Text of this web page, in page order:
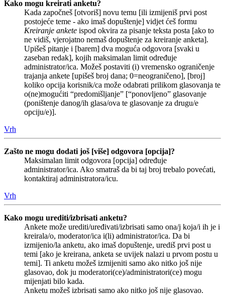
Kako mogu kreirati anketu?
Kada započneš [otvoriš] novu temu [ili izmijeniš prvi post
postojeće teme - ako imaš dopuštenje] vidjet ćeš formu
Kreiranje ankete ispod okvira za pisanje teksta posta [ako to
ne vidiš, vjerojatno nemaš dopuštenje za kreiranje anketa].
Upišeš pitanje i [barem] dva moguća odgovora [svaki u
zaseban redak], kojih maksimalan limit određuje
administrator/ica. Možeš postaviti (i) vremensko ograničenje
trajanja ankete [upišeš broj dana; 0=neograničeno], [broj]
koliko opcija korisnik/ca može odabrati prilikom glasovanja te
o(ne)mogućiti “predomišljanje” [“ponovljeno” glasovanje
(poništenje danog/ih glasa/ova te glasovanje za drugu/e
opciju/e)].
Vrh
Zašto ne mogu dodati još [više] odgovora [opcija]?
Maksimalan limit odgovora [opcija] određuje
administrator/ica. Ako smatraš da bi taj broj trebalo povećati,
kontaktiraj administratora/icu.
Vrh
Kako mogu urediti/izbrisati anketu?
Ankete može urediti/uređivati/izbrisati samo ona/j koja/i ih je i
kreirala/o, moderator/ica i(li) administrator/ica. Da bi
izmijenio/la anketu, ako imaš dopuštenje, urediš prvi post u
temi [ako je kreirana, anketa se uvijek nalazi u prvom postu u
temi]. Ti anketu možeš izmijeniti samo ako nitko još nije
glasovao, dok ju moderatori(ce)/administratori(ce) mogu
mijenjati bilo kada.
Anketu možeš izbrisati samo ako nitko još nije glasovao.